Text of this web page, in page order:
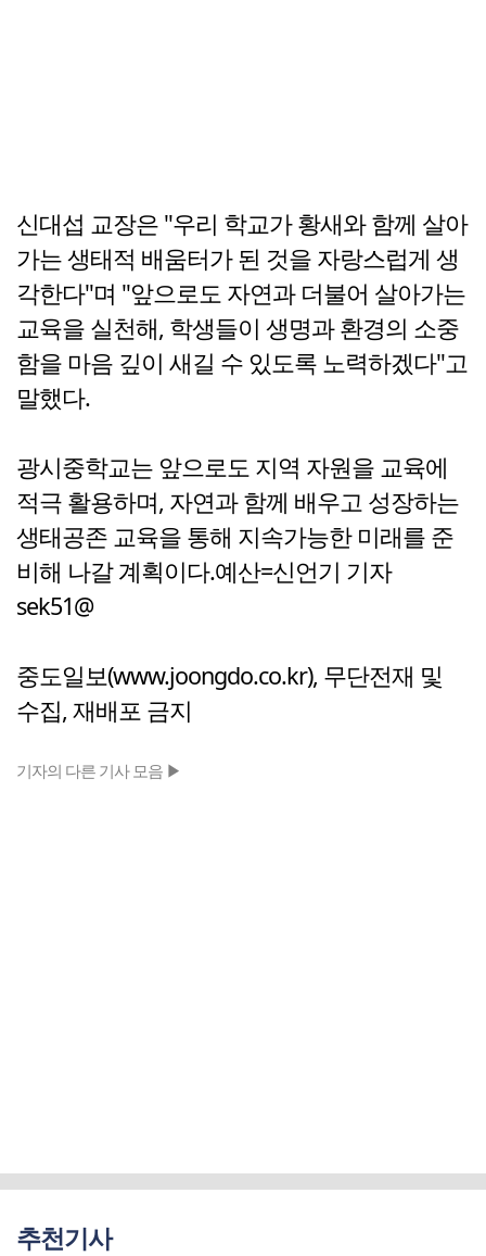
신대섭 교장은 "우리 학교가 황새와 함께 살아
가는 생태적 배움터가 된 것을 자랑스럽게 생
각한다"며 "앞으로도 자연과 더불어 살아가는
교육을 실천해, 학생들이 생명과 환경의 소중
함을 마음 깊이 새길 수 있도록 노력하겠다"고
말했다.
광시중학교는 앞으로도 지역 자원을 교육에
적극 활용하며, 자연과 함께 배우고 성장하는
생태공존 교육을 통해 지속가능한 미래를 준
비해 나갈 계획이다.예산=신언기 기자
sek51@
중도일보(www.joongdo.co.kr), 무단전재 및
수집, 재배포 금지
기자의 다른 기사 모음 ▶
추천기사